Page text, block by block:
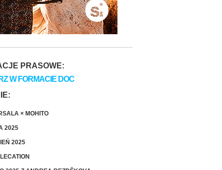
PRASOWE:
W FORMACIE DOC
× MOHITO
2025
2025